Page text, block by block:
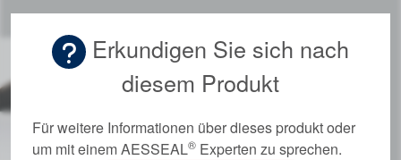
Produktbroschüren
Video
Erkundigen Sie sich nach
diesem Produkt
Für weitere Informationen über dieses produkt oder
um mit einem AESSEAL® Experten zu sprechen.